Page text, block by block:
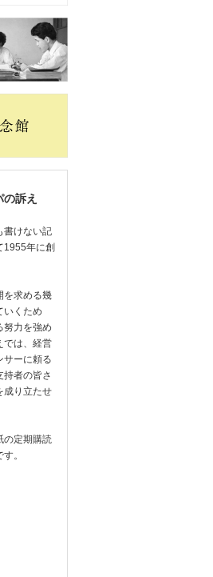
訴え
書けない記
1955年に創
を求める幾
いくため
努力を強め
では、経営
サーに頼る
持者の皆さ
成り立たせ
の定期購読
。